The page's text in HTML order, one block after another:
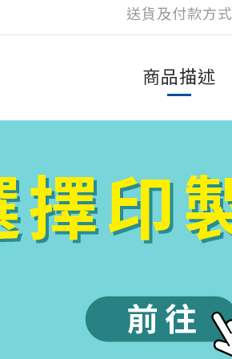
送貨及付款方式
商品描述